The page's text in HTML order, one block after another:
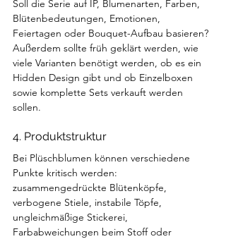
Soll die Serie auf IP, Blumenarten, Farben,
Blütenbedeutungen, Emotionen,
Feiertagen oder Bouquet-Aufbau basieren?
Außerdem sollte früh geklärt werden, wie
viele Varianten benötigt werden, ob es ein
Hidden Design gibt und ob Einzelboxen
sowie komplette Sets verkauft werden
sollen.
4. Produktstruktur
Bei Plüschblumen können verschiedene
Punkte kritisch werden:
zusammengedrückte Blütenköpfe,
verbogene Stiele, instabile Töpfe,
ungleichmäßige Stickerei,
Farbabweichungen beim Stoff oder